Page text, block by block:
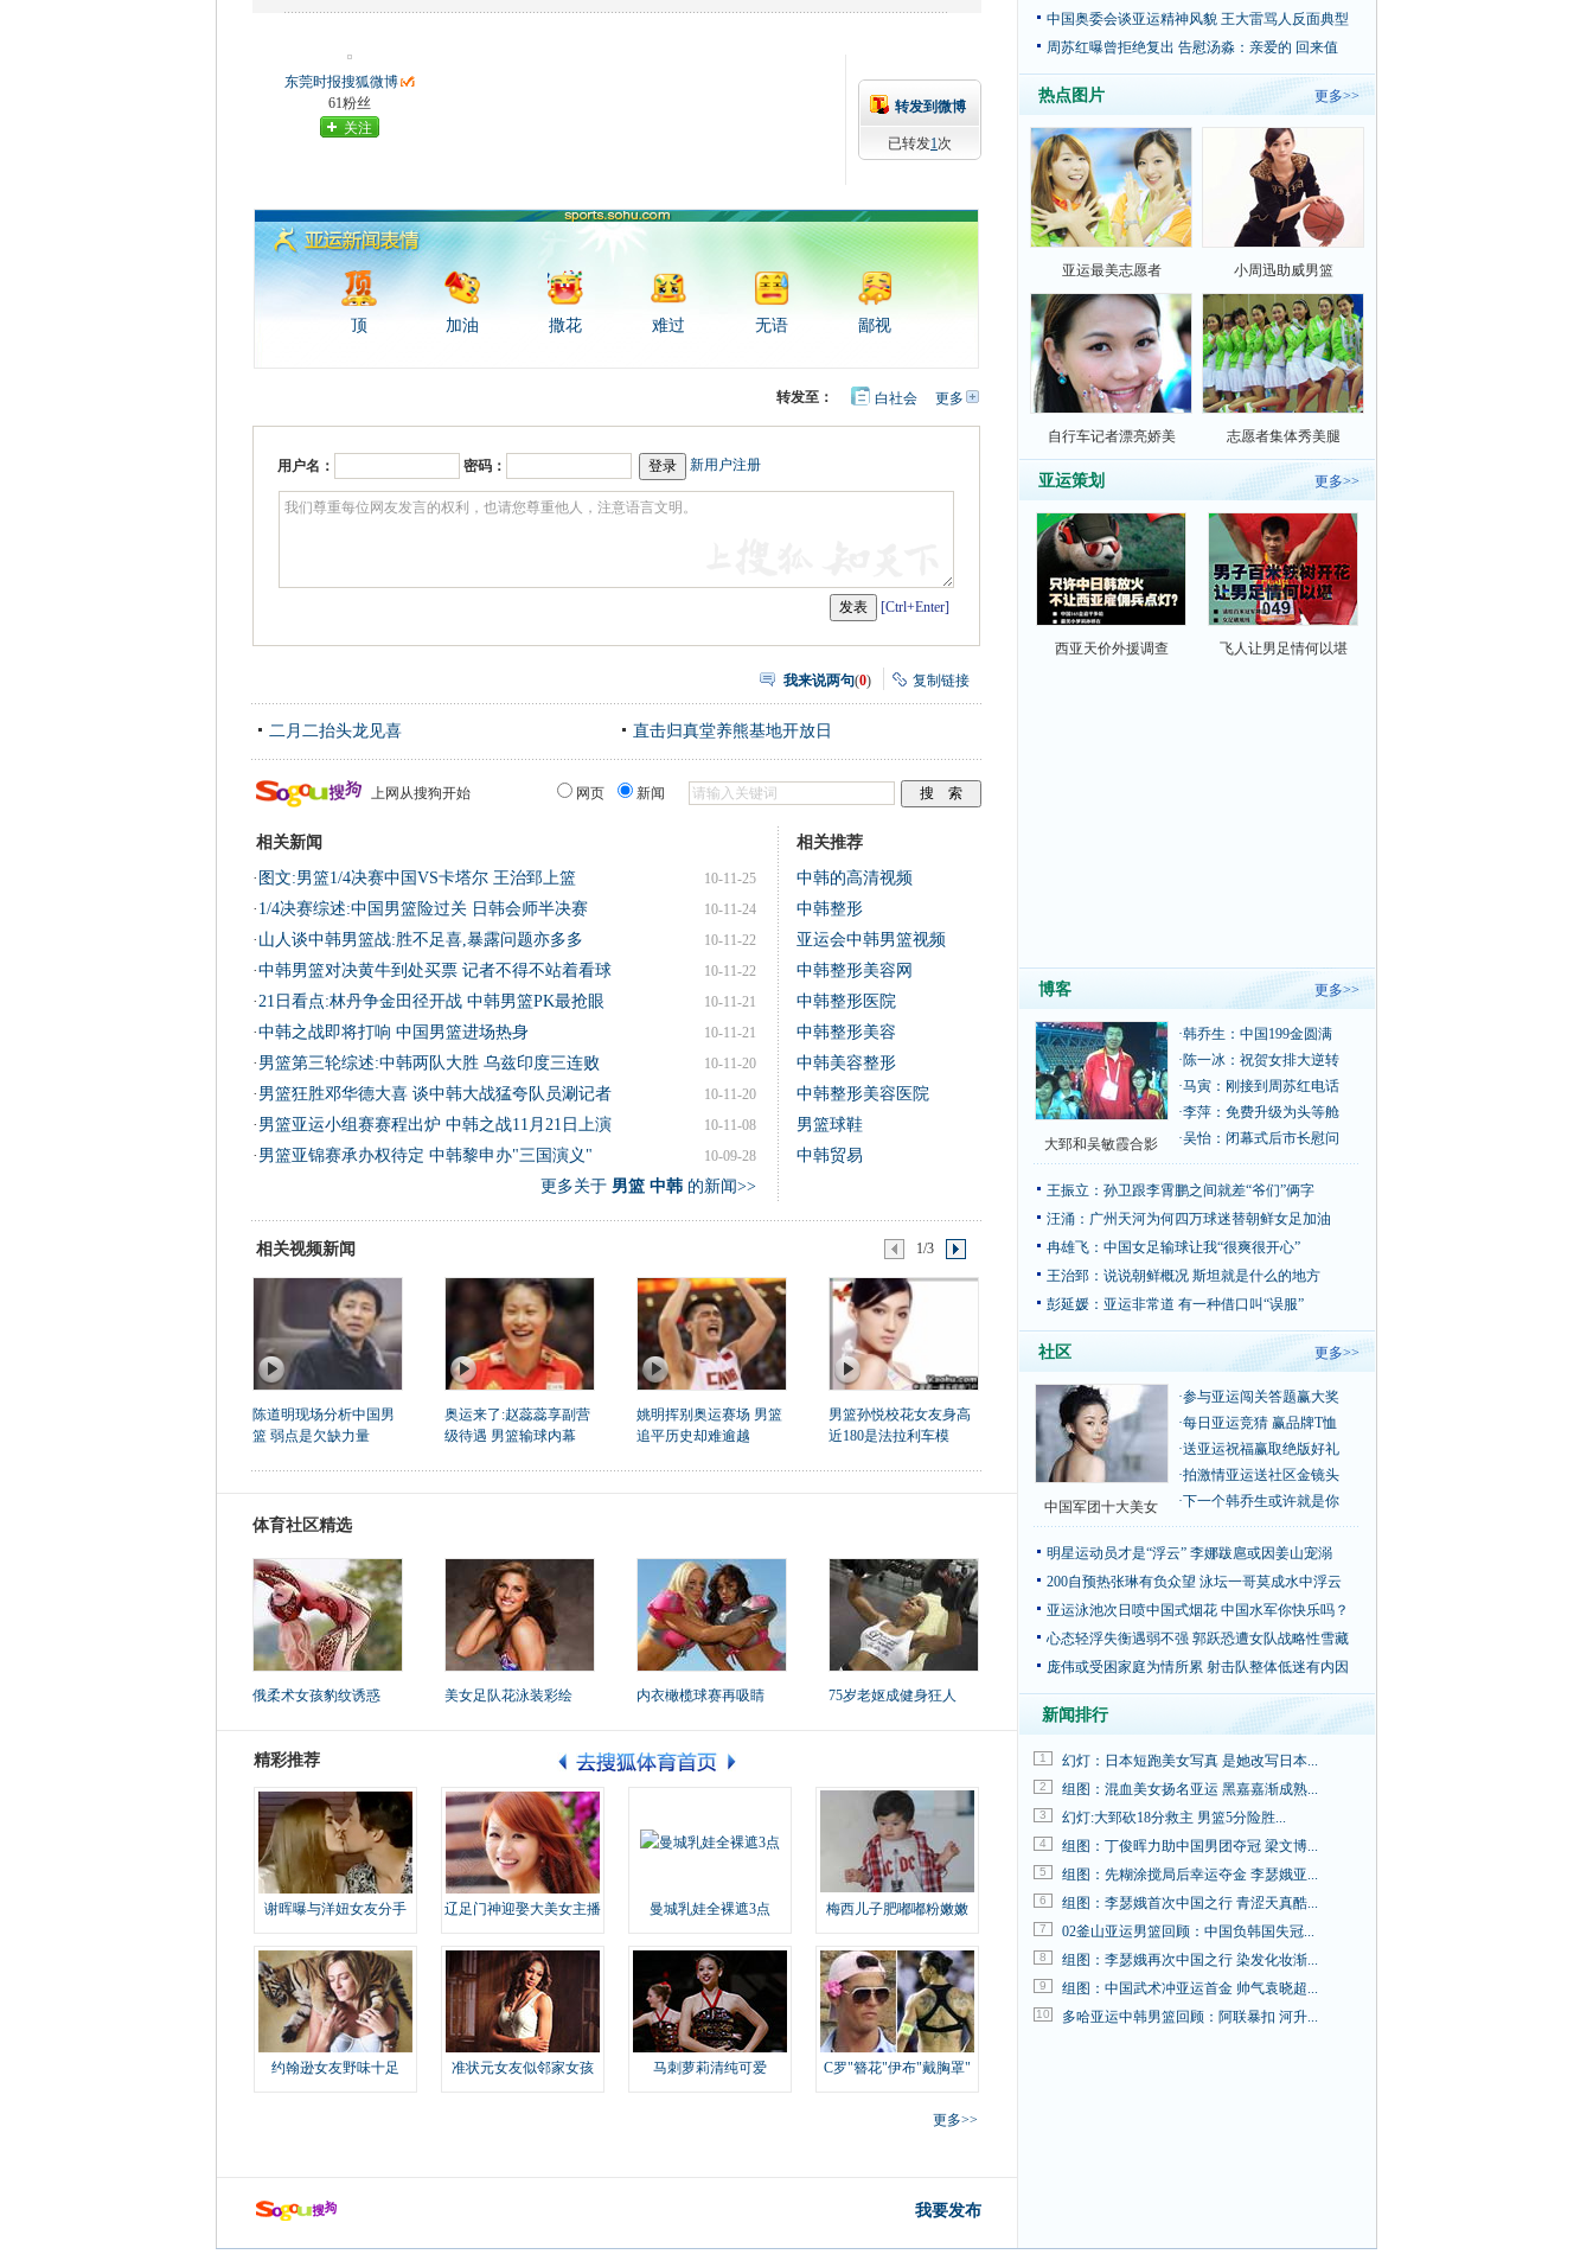
东莞时报搜狐微博
61粉丝
关注
转发到微博
已转发1次
顶 加油 撒花 难过 无语 鄙视
更多开
转发至： 白社会
用户名： 密码： 新用户注册
[Ctrl+Enter]
我来说两句(0) 复制链接
二月二抬头龙见喜 直击归真堂养熊基地开放日
上网从搜狗开始 网页 新闻
相关新闻
10-11-25
· 图文:男篮1/4决赛中国VS卡塔尔 王治郅上篮
10-11-24
· 1/4决赛综述:中国男篮险过关 日韩会师半决赛
10-11-22
· 山人谈中韩男篮战:胜不足喜,暴露问题亦多多
10-11-22
·中韩男篮对决黄牛到处买票 记者不得不站着看球
10-11-21
·21日看点:林丹争金田径开战 中韩男篮PK最抢眼
10-11-21
·中韩之战即将打响 中国男篮进场热身
10-11-20
· 男篮第三轮综述:中韩两队大胜 乌兹印度三连败
10-11-20
· 男篮狂胜邓华德大喜 谈中韩大战猛夸队员涮记者
10-11-08
· 男篮亚运小组赛赛程出炉 中韩之战11月21日上演
10-09-28
· 男篮亚锦赛承办权待定 中韩黎申办"三国演义"
更多关于 男篮 中韩的新闻>>
相关推荐
中韩的高清视频
中韩整形
亚运会中韩男篮视频
中韩整形美容网
中韩整形医院
中韩整形美容
中韩美容整形
中韩整形美容医院
男篮球鞋
中韩贸易
相关视频新闻 1/3
陈道明现场分析中国男
篮 弱点是欠缺力量
奥运来了:赵蕊蕊享副营
级待遇 男篮输球内幕
姚明挥别奥运赛场 男篮
追平历史却难逾越
男篮孙悦校花女友身高
近180是法拉利车模
体育社区精选
俄柔术女孩豹纹诱惑 美女足队花泳装彩绘 内衣橄榄球赛再吸睛 75岁老妪成健身狂人
精彩推荐
谢晖曝与洋妞女友分手 辽足门神迎娶大美女主播 曼城乳娃全裸遮3点 梅西儿子肥嘟嘟粉嫩嫩
约翰逊女友野味十足 准状元女友似邻家女孩 马刺萝莉清纯可爱 C罗"簪花"伊布"戴胸罩"
更多>>
我要发布
中国奥委会谈亚运精神风貌 王大雷骂人反面典型
周苏红曝曾拒绝复出 告慰汤淼：亲爱的 回来值
热点图片 更多>>
亚运最美志愿者 小周迅助威男篮
自行车记者漂亮娇美 志愿者集体秀美腿
亚运策划 更多>>
西亚天价外援调查 飞人让男足情何以堪
博客 更多>>
大郅和吴敏霞合影
·韩乔生：中国199金圆满
·陈一冰：祝贺女排大逆转
·马寅：刚接到周苏红电话
·李萍：免费升级为头等舱
·吴怡：闭幕式后市长慰问
王振立：孙卫跟李霄鹏之间就差“爷们”俩字
汪涌：广州天河为何四万球迷替朝鲜女足加油
冉雄飞：中国女足输球让我“很爽很开心”
王治郅：说说朝鲜概况 斯坦就是什么的地方
彭延媛：亚运非常道 有一种借口叫“误服”
社区 更多>>
中国军团十大美女
·参与亚运闯关答题赢大奖
·每日亚运竞猜 赢品牌T恤
·送亚运祝福赢取绝版好礼
·拍激情亚运送社区金镜头
·下一个韩乔生或许就是你
明星运动员才是“浮云” 李娜跋扈或因姜山宠溺
200自预热张琳有负众望 泳坛一哥莫成水中浮云
亚运泳池次日喷中国式烟花 中国水军你快乐吗？
心态轻浮失衡遇弱不强 郭跃恐遭女队战略性雪藏
庞伟或受困家庭为情所累 射击队整体低迷有内因
新闻排行
1 幻灯：日本短跑美女写真 是她改写日本...
2 组图：混血美女扬名亚运 黑嘉嘉渐成熟...
3 幻灯:大郅砍18分救主 男篮5分险胜...
4 组图：丁俊晖力助中国男团夺冠 梁文博...
5 组图：先糊涂搅局后幸运夺金 李瑟娥亚...
6 组图：李瑟娥首次中国之行 青涩天真酷...
7 02釜山亚运男篮回顾：中国负韩国失冠...
8 组图：李瑟娥再次中国之行 染发化妆渐...
9 组图：中国武术冲亚运首金 帅气袁晓超...
10 多哈亚运中韩男篮回顾：阿联暴扣 河升...